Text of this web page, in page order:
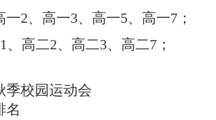
一2、高一3、高一5、高一7；
、高二2、高二3、高二7；
季校园运动会
名